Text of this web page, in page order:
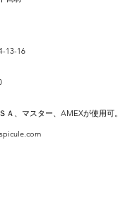
13-16
Ａ、マスター、AMEXが使用可。